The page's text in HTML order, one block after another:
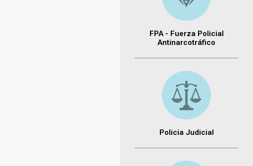
FPA - Fuerza Policial
Antinarcotráfico
Policia Judicial